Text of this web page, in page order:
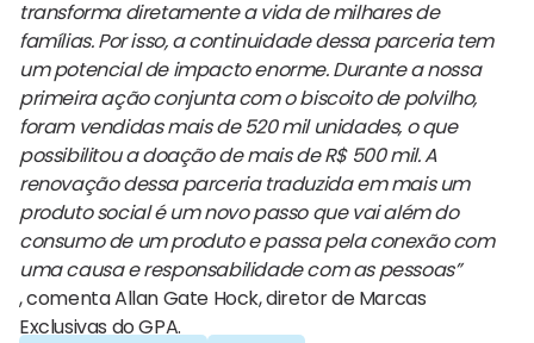
transforma diretamente a vida de milhares de
famílias. Por isso, a continuidade dessa parceria tem
um potencial de impacto enorme. Durante a nossa
primeira ação conjunta com o biscoito de polvilho,
foram vendidas mais de 520 mil unidades, o que
possibilitou a doação de mais de R$ 500 mil. A
renovação dessa parceria traduzida em mais um
produto social é um novo passo que vai além do
consumo de um produto e passa pela conexão com
uma causa e responsabilidade com as pessoas”
, comenta Allan Gate Hock, diretor de Marcas
Exclusivas do GPA.